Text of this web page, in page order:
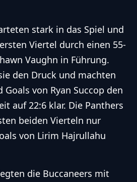
stark in das Spiel und
Viertel durch einen 55-
Vaughn in Führung.
den Druck und machten
von Ryan Succop den
auf 22:6 klar. Die Panthers
beiden Vierteln nur
von Lirim Hajrullahu
die Buccaneers mit